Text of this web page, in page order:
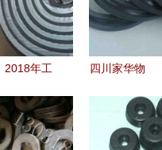
2018年工
品价格走势
与市场批发
四川家华物
公司 继承
重庆西南橡